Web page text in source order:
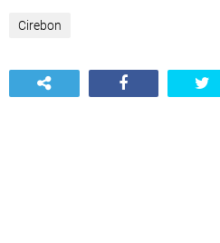
Cirebon